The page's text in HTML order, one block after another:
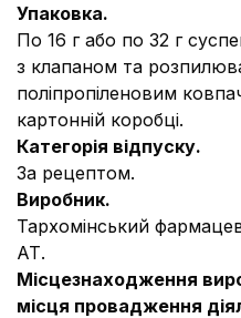
Упаковка.
По 16 г або по 32 г
з клапаном та
поліпропіленовим
картонній коробці.
Категорія відпуску.
За рецептом.
Виробник.
Тархомінський
АТ.
Місцезнаходження
місця провадження